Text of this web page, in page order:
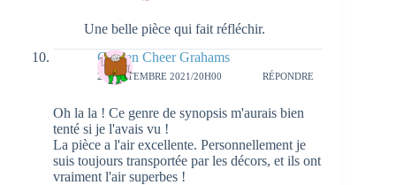
Une belle pièce qui fait réfléchir.
Golden Cheer Grahams
28 SEPTEMBRE 2021/20H00 RÉPONDRE
Oh la la ! Ce genre de synopsis m'aurais bien
tenté si je l'avais vu !
La pièce a l'air excellente. Personnellement je
suis toujours transportée par les décors, et ils ont
vraiment l'air superbes !